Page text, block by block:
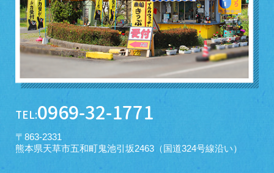
TEL:0969-32-1771
〒863-2331
熊本県天草市五和町鬼池引坂2463（国道324号線沿い）